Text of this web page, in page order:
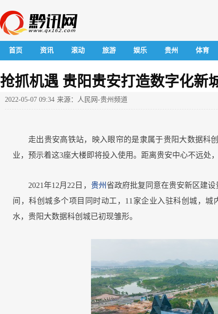
首页 资讯 滚动 旅游 娱乐 贵州 体育
抢抓机遇 贵阳贵安打造数字化新
2022-05-07 09:34 来源：人民网-贵州频道
走出贵安高铁站，映入眼帘的是隶属于贵阳大数据科
业，预示着这3座大楼即将投入使用。距离贵安中心不远处
2021年12月22日， 贵州省政府批复同意在贵安新区建
间，科创城多个项目同时动工，11家企业入驻科创城，
水，贵阳大数据科创城已初现雏形。